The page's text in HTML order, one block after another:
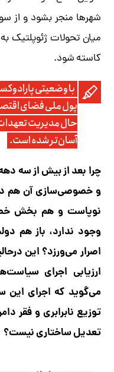
شهرها منجر بشود و از
میان تحولات ژئوپلتیک
کاسته شود.
با وضعیتی
پول ملی فضای
حال مدیریت
آسان‌تر شده است.
چرا بعد از بیش از سه
و خصوصی‌سازی آن هم
نوپاست و هم بخش
وجود ندارد، باز هم
اصرار می‌ورزد؟ این
می‌گوید که اجرای این
توزیع نابرابری و فقر
تعدیل ساختاری نیست؟